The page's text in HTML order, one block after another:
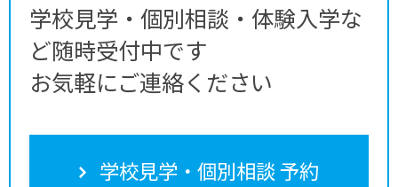
学校見学・個別相談・体験入学な
ど随時受付中です
お気軽にご連絡ください
学校見学・個別相談 予約